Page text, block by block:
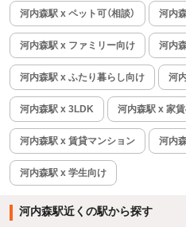
河内森駅 x ペット可（相談） 河内
河内森駅 x ファミリー向け 河内
河内森駅 x ふたり暮らし向け 河
河内森駅 x 3LDK 河内森駅 x 家
河内森駅 x 賃貸マンション 河内
河内森駅 x 学生向け
河内森駅近くの駅から探す